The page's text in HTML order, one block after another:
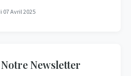
07 Avril 2025
Newsletter